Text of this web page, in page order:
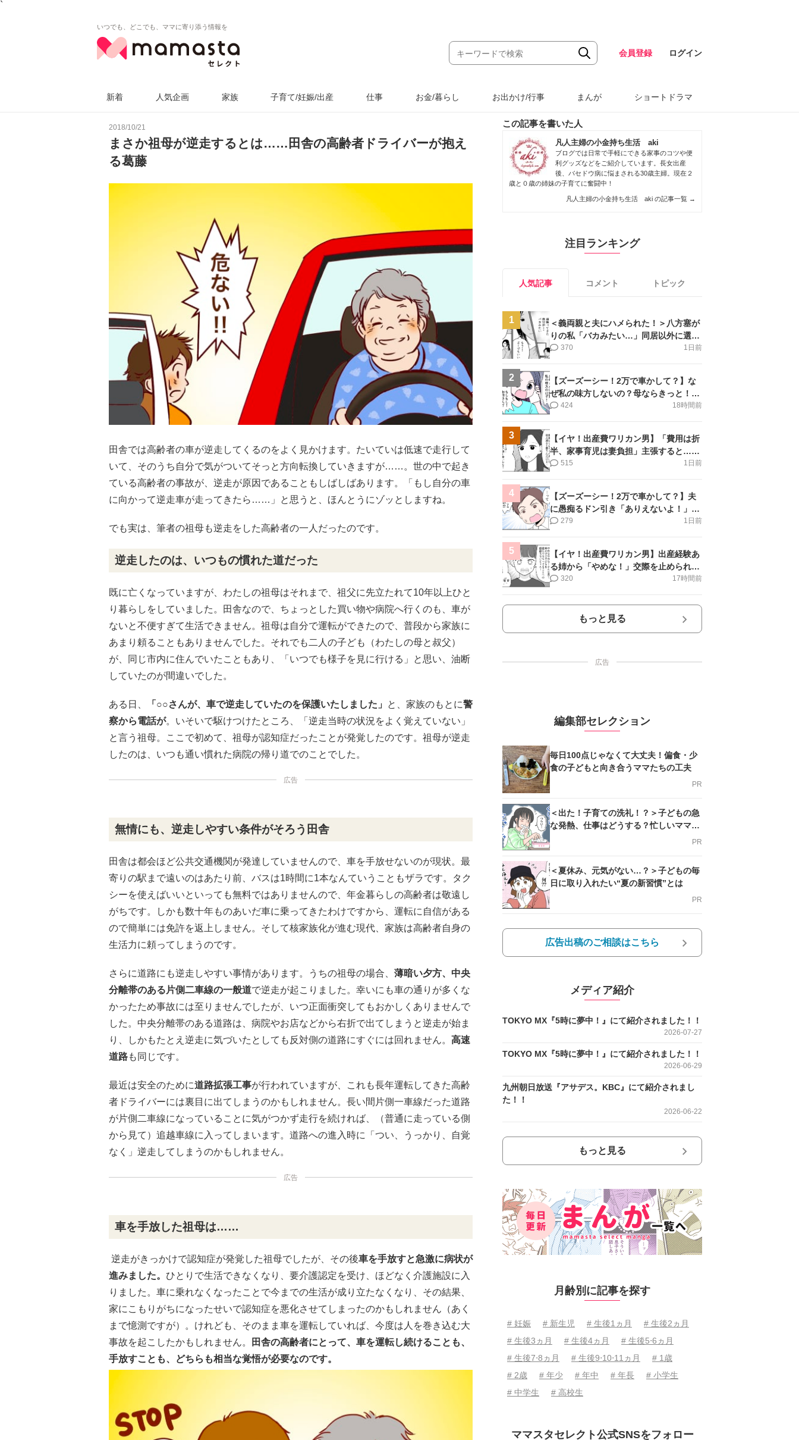
`
いつでも、どこでも、ママに寄り添う情報を
会員登録 ログイン
新着 人気企画 家族 子育て/妊娠/出産 仕事 お金/暮らし お出かけ/行事 まんが ショートドラマ
2018/10/21
まさか祖母が逆走するとは……田舎の高齢者ドライバーが抱え
る葛藤
田舎では高齢者の車が逆走してくるのをよく見かけます。たいていは低速で走行して
いて、そのうち自分で気がついてそっと方向転換していきますが……。世の中で起き
ている高齢者の事故が、逆走が原因であることもしばしばあります。「もし自分の車
に向かって逆走車が走ってきたら……」と思うと、ほんとうにゾッとしますね。
でも実は、筆者の祖母も逆走をした高齢者の一人だったのです。
逆走したのは、いつもの慣れた道だった
既に亡くなっていますが、わたしの祖母はそれまで、祖父に先立たれて10年以上ひと
り暮らしをしていました。田舎なので、ちょっとした買い物や病院へ行くのも、車が
ないと不便すぎて生活できません。祖母は自分で運転ができたので、普段から家族に
あまり頼ることもありませんでした。それでも二人の子ども（わたしの母と叔父）
が、同じ市内に住んでいたこともあり、「いつでも様子を見に行ける」と思い、油断
していたのが間違いでした。
ある日、 「○○さんが、車で逆走していたのを保護いたしました」 と、家族のもとに警
察から電話が。いそいで駆けつけたところ、「逆走当時の状況をよく覚えていない」
と言う祖母。ここで初めて、祖母が認知症だったことが発覚したのです。祖母が逆走
したのは、いつも通い慣れた病院の帰り道でのことでした。
広告
無情にも、逆走しやすい条件がそろう田舎
田舎は都会ほど公共交通機関が発達していませんので、車を手放せないのが現状。最
寄りの駅まで遠いのはあたり前、バスは1時間に1本なんていうこともザラです。タク
シーを使えばいいといっても無料ではありませんので、年金暮らしの高齢者は敬遠し
がちです。しかも数十年ものあいだ車に乗ってきたわけですから、運転に自信がある
ので簡単には免許を返上しません。そして核家族化が進む現代、家族は高齢者自身の
生活力に頼ってしまうのです。
さらに道路にも逆走しやすい事情があります。うちの祖母の場合、 薄暗い夕方、中央
分離帯のある片側二車線の一般道で逆走が起こりました。幸いにも車の通りが多くな
かったため事故には至りませんでしたが、いつ正面衝突してもおかしくありませんで
した。中央分離帯のある道路は、病院やお店などから右折で出てしまうと逆走が始ま
り、しかもたとえ逆走に気づいたとしても反対側の道路にすぐには回れません。 高速
道路も同じです。
最近は安全のために道路拡張工事が行われていますが、これも長年運転してきた高齢
者ドライバーには裏目に出てしまうのかもしれません。長い間片側一車線だった道路
が片側二車線になっていることに気がつかず走行を続ければ、（普通に走っている側
から見て）追越車線に入ってしまいます。道路への進入時に「つい、うっかり、自覚
なく」逆走してしまうのかもしれません。
広告
車を手放した祖母は……
逆走がきっかけで認知症が発覚した祖母でしたが、その後車を手放すと急激に病状が
進みました。 ひとりで生活できなくなり、要介護認定を受け、ほどなく介護施設に入
りました。車に乗れなくなったことで今までの生活が成り立たなくなり、その結果、
家にこもりがちになったせいで認知症を悪化させてしまったのかもしれません（あく
まで憶測ですが）。けれども、そのまま車を運転していれば、今度は人を巻き込む大
事故を起こしたかもしれません。
田舎の高齢者にとって、車を運転し続けることも、
手放すことも、どちらも相当な覚悟が必要なのです。
この記事を書いた人
凡人主婦の小金持ち生活 aki
ブログでは日常で手軽にできる家事のコツや便
利グッズなどをご紹介しています。長女出産
後、バセドウ病に悩まされる30歳主婦。現在２
歳と０歳の姉妹の子育てに奮闘中！
凡人主婦の小金持ち生活 aki の記事一覧 →
注目ランキング
人気記事 コメント トピック
1
＜義両親と夫にハメられた！＞八方塞が
りの私「バカみたい…」同居以外に選択
肢がない【第5話まんが】
1日前
370
2
【ズーズーシー！2万で車かして？】な
ぜ私の味方しないの？母ならきっと！＜
第17話＞#4コマ母道場
18時間前
424
3
【イヤ！出産費ワリカン男】「費用は折
半、家事育児は妻負担」主張すると…＜
第11話＞#4コマ母道場
1日前
515
4
【ズーズーシー！2万で車かして？】夫
に愚痴るドン引き「ありえないよ！」＜
第16話＞#4コマ母道場
1日前
279
5
【イヤ！出産費ワリカン男】出産経験あ
る姉から「やめな！」交際を止められ＜
第12話＞#4コマ母道場
17時間前
320
もっと見る
広告
編集部セレクション
毎日100点じゃなくて大丈夫！偏食・少
食の子どもと向き合うママたちの工夫
PR
＜出た！子育ての洗礼！？＞子どもの急
な発熱、仕事はどうする？忙しいママを
PR
＜夏休み、元気がない…？＞子どもの毎
日に取り入れたい“夏の新習慣”とは
PR
広告出稿のご相談はこちら
メディア紹介
TOKYO MX『5時に夢中！』にて紹介されました！！
2026-07-27
TOKYO MX『5時に夢中！』にて紹介されました！！
2026-06-29
九州朝日放送『アサデス。KBC』にて紹介されまし
た！！
2026-06-22
もっと見る
月齢別に記事を探す
# 妊娠 # 新生児 # 生後1ヵ月
# 生後2ヵ月
# 生後3ヵ月
# 生後4ヵ月
# 生後5⋅6ヵ月
# 生後7⋅8ヵ月
# 生後9⋅10⋅11ヵ月
# 1歳
# 2歳
# 年少 # 年中 # 年長
# 小学生
# 中学生
# 高校生
ママスタセレクト公式SNSをフォロー